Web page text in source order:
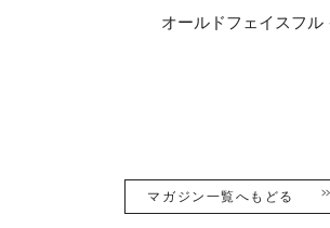
オールドフェイスフ
マガジン一覧へもどる